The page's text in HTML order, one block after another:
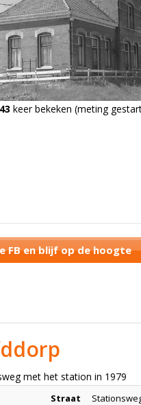
keer bekeken (meting
FB en blijf op de hoogte
met het station in 1979
Straat